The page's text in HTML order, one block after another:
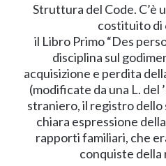
Struttura del Code.
costituito di
il Libro Primo “Des
disciplina sul
acquisizione e perdita
(modificate da una L. del
straniero, il registro dello
chiara espressione
rapporti familiari, che
conquiste